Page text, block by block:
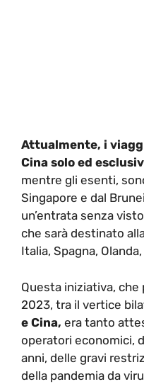
Attualmente, i
Cina solo ed
mentre gli esenti,
Singapore e dal
un’entrata senza
che sarà destinato
Italia, Spagna,
Questa iniziativa, che
2023, tra il vertice
e Cina, era tanto
operatori economici,
anni, delle gravi
della pandemia da